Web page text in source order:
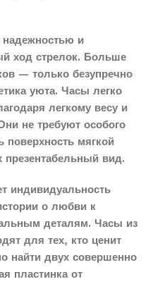
надежностью и
ход стрелок. Больше
— только безупречно
уюта. Часы легко
легкому весу и
не требуют особого
поверхность мягкой
презентабельный вид.
индивидуальность
о любви к
деталям. Часы из
для тех, кто ценит
найти двух совершенно
пластинка от